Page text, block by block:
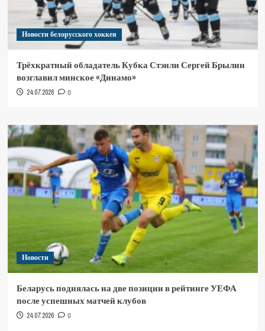
Новости белорусского хоккея
Трёхкратный обладатель Кубка Стэнли Сергей Брылин
возглавил минское «Динамо»
24.07.2026 0
Новости
Беларусь поднялась на две позиции в рейтинге УЕФА
после успешных матчей клубов
24.07.2026 0